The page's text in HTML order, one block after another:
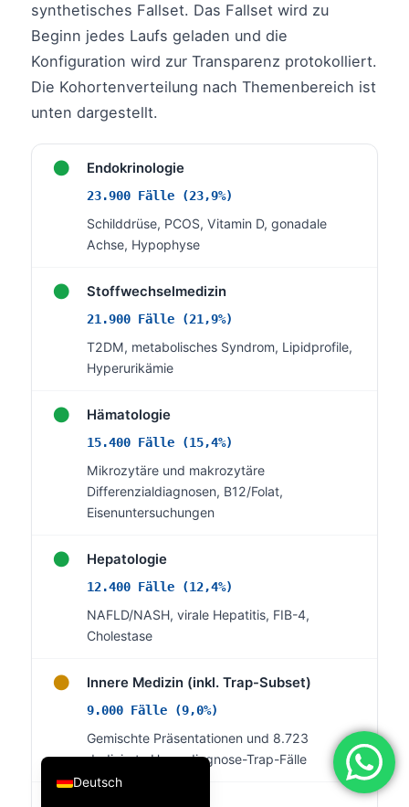
synthetisches Fallset. Das Fallset wird zu
Beginn jedes Laufs geladen und die
Konfiguration wird zur Transparenz protokolliert.
Die Kohortenverteilung nach Themenbereich ist
unten dargestellt.
● Endokrinologie
23.900 Fälle (23,9%)
Schilddrüse, PCOS, Vitamin D, gonadale
Achse, Hypophyse
● Stoffwechselmedizin
21.900 Fälle (21,9%)
T2DM, metabolisches Syndrom, Lipidprofile,
Hyperurikämie
● Hämatologie
15.400 Fälle (15,4%)
Mikrozytäre und makrozytäre
Differenzialdiagnosen, B12/Folat,
Eisenuntersuchungen
● Hepatologie
12.400 Fälle (12,4%)
NAFLD/NASH, virale Hepatitis, FIB-4,
Cholestase
● Innere Medizin (inkl. Trap-Subset)
9.000 Fälle (9,0%)
Gemischte Präsentationen und 8.723
dedizierte Hyperdiagnose-Trap-Fälle
Deutsch
English
Français
Italiano
Português
Türkçe
Română
简体中文
فارسی
Dansk
हिन्दी
Հայերեն
Српски језик
Svenska
Bosanski
Azərbaycan dili
Eesti
日本語